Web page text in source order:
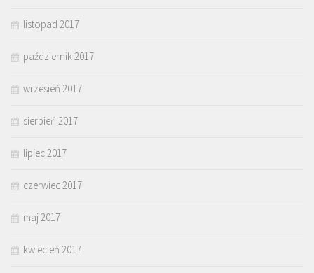
listopad 2017
październik 2017
wrzesień 2017
sierpień 2017
lipiec 2017
czerwiec 2017
maj 2017
kwiecień 2017